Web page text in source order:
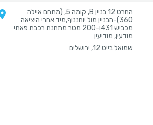
החרט 12 בניין B, קומה 5, (מתחם איילה
360)-הבניין מול יוחננוף,מיד אחרי היציאה
מכביש 431ו-200 מטר מתחנת רכבת פאתי
מודעין, מודיעין
שמואל בייט 12, ירושלים